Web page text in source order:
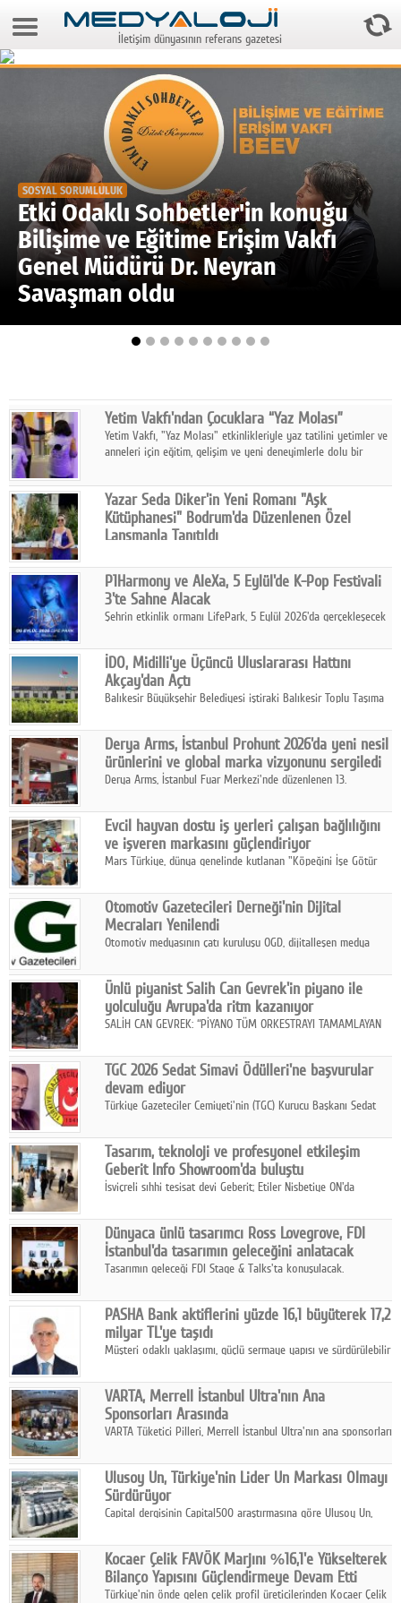
7 Ağustos 2026 18:04:41
Video Galeri
Gazeteler
Medya
Reyting-tiraj
Teknoloji
Televizyon
Facebook
Diziler
Karikatür
Youtube
Polemik
Reklam
Yazarlar
Künye
SOSYAL MEDYA
Facebook
Twitter
Google Plus
© 2026 TÜM HAKLARI SAKLIDIR
İletişim dünyasının referans gazetesi
SOSYAL SORUMLULUK
Etki Odaklı Sohbetler'in konuğu
Bilişime ve Eğitime Erişim Vakfı
Genel Müdürü Dr. Neyran
Savaşman oldu
Yetim Vakfı'ndan Çocuklara “Yaz Molası”
Yetim Vakfı, "Yaz Molası" etkinlikleriyle yaz tatilini yetimler ve
anneleri için eğitim, gelişim ve yeni deneyimlerle dolu bir
Yazar Seda Diker'in Yeni Romanı "Aşk
Kütüphanesi" Bodrum'da Düzenlenen Özel
Lansmanla Tanıtıldı
Diker'in 13. kitabı “Aşk Kütüphanesi” 6 Ağustos'ta Casa dell'Arte
Bodrum'da düzenlenen özel lansmanla okurlarıyla buluştu.
P1Harmony ve AleXa, 5 Eylül'de K-Pop Festivali
3'te Sahne Alacak
Şehrin etkinlik ormanı LifePark, 5 Eylül 2026'da gerçekleşecek
haritasında önemli bir destinasyon haline getirmeye
hazırlanıyor.
İDO, Midilli'ye Üçüncü Uluslararası Hattını
Akçay'dan Açtı
Balıkesir Büyükşehir Belediyesi iştiraki Balıkesir Toplu Taşıma
Midilli hattının resmi açılışı gerçekleştirildi.
Derya Arms, İstanbul Prohunt 2026'da yeni nesil
ürünlerini ve global marka vizyonunu sergiledi
Derya Arms, İstanbul Fuar Merkezi'nde düzenlenen 13.
Fuarı'nda sektör profesyonelleri, iş ortakları, bayiler ve son
kullanıcılarla bir araya geldi.
Evcil hayvan dostu iş yerleri çalışan bağlılığını
ve işveren markasını güçlendiriyor
Mars Türkiye, dünya genelinde kutlanan "Köpeğini İşe Götür
çalışan bağlılığı, iyi olma hali ve işveren markası üzerindeki
etkisine dikkat çekti.
Otomotiv Gazetecileri Derneği'nin Dijital
Mecraları Yenilendi
Otomotiv medyasının çatı kuruluşu OGD, dijitalleşen medya
hedefiyle internet sitesini ve sosyal medya kanallarını yeniledi.
Ünlü piyanist Salih Can Gevrek'in piyano ile
yolculuğu Avrupa'da ritm kazanıyor
SALİH CAN GEVREK: “PİYANO TÜM ORKESTRAYI TAMAMLAYAN
ETKİ YARATIYOR"
TGC 2026 Sedat Simavi Ödülleri'ne başvurular
devam ediyor
Türkiye Gazeteciler Cemiyeti'nin (TGC) Kurucu Başkanı Sedat
Tasarım, teknoloji ve profesyonel etkileşim
Geberit Info Showroom'da buluştu
İsviçreli sıhhi tesisat devi Geberit; Etiler Nisbetiye ON'da
ortaklığıyla özel bir davete ev sahipliği yaptı.
Dünyaca ünlü tasarımcı Ross Lovegrove, FDI
İstanbul'da tasarımın geleceğini anlatacak
Tasarımın geleceği FDI Stage & Talks'ta konuşulacak.
PASHA Bank aktiflerini yüzde 16,1 büyüterek 17,2
milyar TL'ye taşıdı
Müşteri odaklı yaklaşımı, güçlü sermaye yapısı ve sürdürülebilir
yılının ilk yarısında güçlü finansal performansını korudu.
VARTA, Merrell İstanbul Ultra'nın Ana
Sponsorları Arasında
VARTA Tüketici Pilleri, Merrell İstanbul Ultra'nın ana sponsorları
enerjisine güç katıyor.
Ulusoy Un, Türkiye'nin Lider Un Markası Olmayı
Sürdürüyor
Capital dergisinin Capital500 araştırmasına göre Ulusoy Un,
hasılatıyla Türkiye'nin en büyük 83. firması oldu.
Kocaer Çelik FAVÖK Marjını %16,1'e Yükselterek
Bilanço Yapısını Güçlendirmeye Devam Etti
Türkiye'nin önde gelen çelik profil üreticilerinden Kocaer Çelik